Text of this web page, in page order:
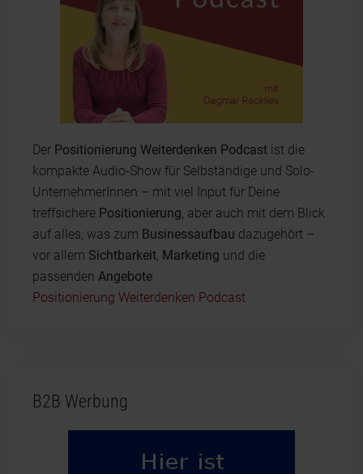
Der Positionierung Weiterdenken Podcast ist die
kompakte Audio-Show für Selbständige und Solo-
UnternehmerInnen – mit viel Input für Deine
treffsichere Positionierung, aber auch mit dem Blick
auf alles, was zum Businessaufbau dazugehört –
vor allem Sichtbarkeit, Marketing und die
passenden Angebote
Positionierung Weiterdenken Podcast
B2B Werbung